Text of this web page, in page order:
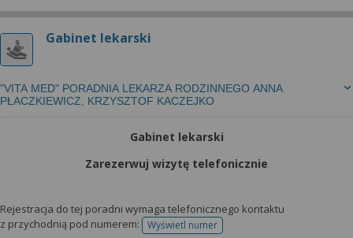
Gabinet lekarski
"VITA MED" PORADNIA LEKARZA RODZINNEGO ANNA
PŁACZKIEWICZ, KRZYSZTOF KACZEJKO
Gabinet lekarski
Zarezerwuj wizytę telefonicznie
Rejestracja do tej poradni wymaga telefonicznego kontaktu
z przychodnią pod numerem:
Wyświetl numertelefonu do rejestracji